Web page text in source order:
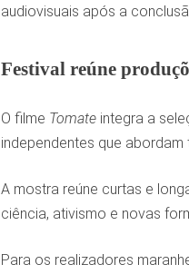
audiovisuais após a
Festival reúne
O filme Tomateintegra a
independentes que
A mostra reúne curtas e
ciência, ativismo e novas
Para os realizadores